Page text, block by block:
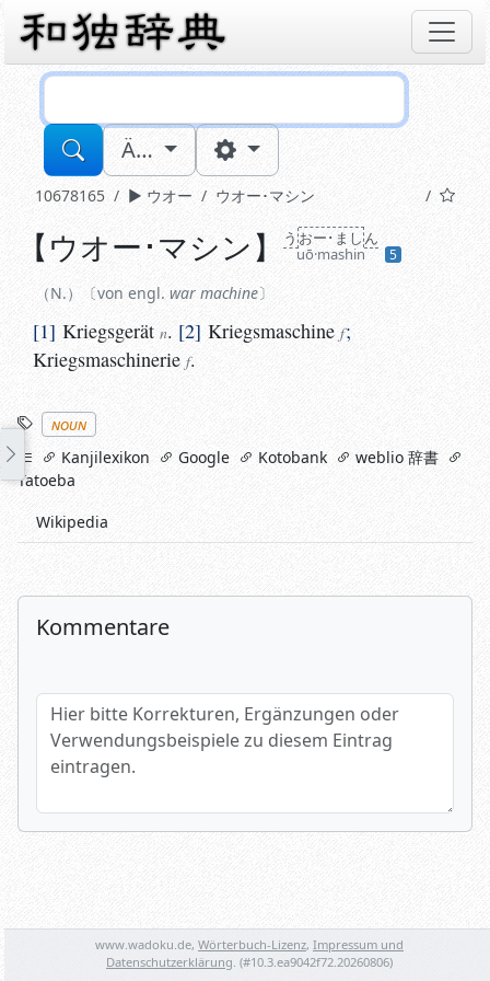
Ä…
10678165 ウオー ウオー･マシン
N. von engl. war machine
Kriegsgerät Kriegsmaschine
【ウオー･マシン】 う おー･ましん
uō·mashin
5
N. von engl. war machine
1 Kriegsgerät n. 2 Kriegsmaschine f;
Kriegsmaschinerie f.
Stichworte
noun
linksKanjilexikon Google Kotobank
weblio 辞書
Tatoeba
Wikipedia
Kommentare
Hier bitte Korrekturen, Ergänzungen oder
Spamtest: 7+1=?
www.wadoku.de, Wörterbuch-Lizenz, Impressum und
Datenschutzerklärung . (#10.3.ea9042f72.20260806)